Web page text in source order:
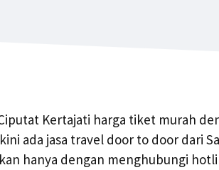
Kertajati harga tiket murah
ada jasa travel door to door dari
hanya dengan menghubungi